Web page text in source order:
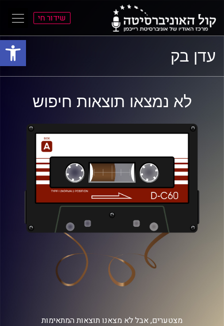
פתח
התפריט
הראשי
התוכן
הראשי
שידור חי
עדן בק
לא נמצאו תוצאות חיפוש
מצטערים, אבל לא מצאנו תוצאות המתאימות